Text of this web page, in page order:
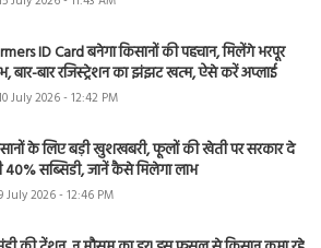
ID Card बनेगा किसानों की पहचान, मिलेंगे भरपूर
बार-बार रजिस्ट्रेशन का झंझट खत्म, ऐसे करें अप्लाई
July 2026 - 12:42 PM
के लिए बड़ी खुशखबरी, फूलों की खेती पर सरकार दे
40% सब्सिडी, जानें कैसे मिलेगा लाभ
July 2026 - 12:46 PM